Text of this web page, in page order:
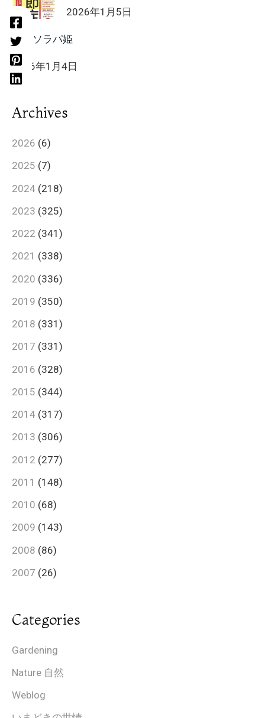
2026年1月5日
HIIT ソラパ姫
2026年1月4日
Archives
2026 (6)
2025 (7)
2024 (218)
2023 (325)
2022 (341)
2021 (338)
2020 (336)
2019 (350)
2018 (331)
2017 (331)
2016 (328)
2015 (344)
2014 (317)
2013 (306)
2012 (277)
2011 (148)
2010 (68)
2009 (143)
2008 (86)
2007 (26)
Categories
Gardening
Nature 自然
Weblog